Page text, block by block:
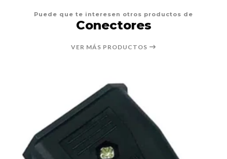
Puede que te interesen otros productos de
Conectores
VER MÁS PRODUCTOS